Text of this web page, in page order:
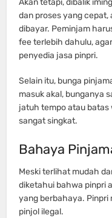
dan proses yang cepat,
dibayar. Peminjam
fee terlebih dahulu,
penyedia jasa pinpri.
Selain itu, bunga
masuk akal, bunganya
jatuh tempo atau batas
sangat singkat.
Bahaya
Meski terlihat mudah
diketahui bahwa pinpri
yang berbahaya. Pinpri
pinjol ilegal.